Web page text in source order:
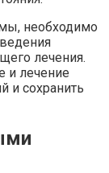
необходимо
лечения.
и лечение
и сохранить